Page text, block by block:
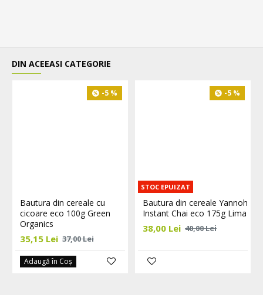
DIN ACEEASI CATEGORIE
-5 %
Bautura din cereale cu
cicoare eco 100g Green
Organics
35,15 Lei 37,00 Lei
Adaugă în Coş
-5 %
STOC EPUIZAT
Bautura din cereale Yannoh
Instant Chai eco 175g Lima
38,00 Lei 40,00 Lei